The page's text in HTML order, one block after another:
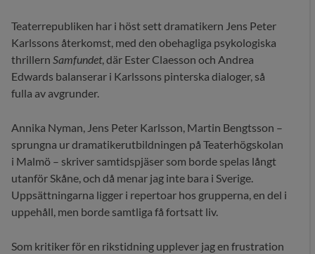
Teaterrepubliken har i höst sett dramatikern Jens Peter
Karlssons återkomst, med den obehagliga psykologiska
thrillern Samfundet, där Ester Claesson och Andrea
Edwards balanserar i Karlssons pinterska dialoger, så
fulla av avgrunder.
Annika Nyman, Jens Peter Karlsson, Martin Bengtsson –
sprungna ur dramatikerutbildningen på Teaterhögskolan
i Malmö – skriver samtidspjäser som borde spelas långt
utanför Skåne, och då menar jag inte bara i Sverige.
Uppsättningarna ligger i repertoar hos grupperna, en del i
uppehåll, men borde samtliga få fortsatt liv.
Som kritiker för en rikstidning upplever jag en frustration